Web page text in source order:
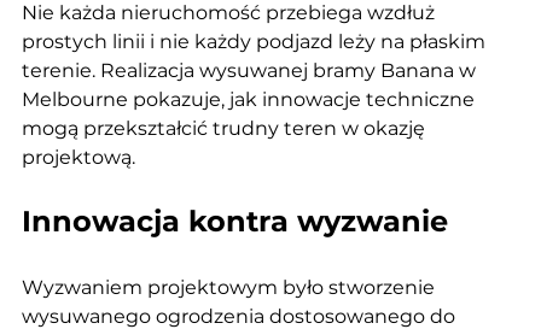
Nie każda nieruchomość przebiega wzdłuż
prostych linii i nie każdy podjazd leży na płaskim
terenie. Realizacja wysuwanej bramy Banana w
Melbourne pokazuje, jak innowacje techniczne
mogą przekształcić trudny teren w okazję
projektową.
Innowacja kontra wyzwanie
Wyzwaniem projektowym było stworzenie
wysuwanego ogrodzenia dostosowanego do